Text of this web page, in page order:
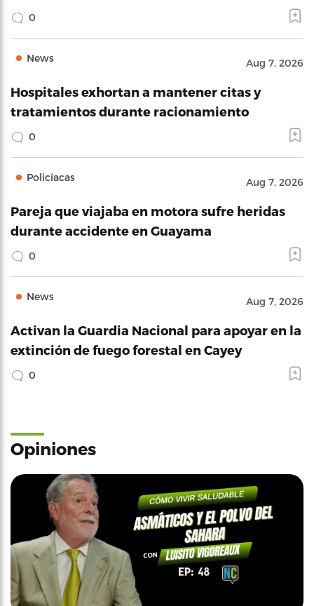
0
News Aug 7, 2026
Hospitales exhortan a mantener citas y
tratamientos durante racionamiento
0
Policíacas Aug 7, 2026
Pareja que viajaba en motora sufre heridas
durante accidente en Guayama
0
News Aug 7, 2026
Activan la Guardia Nacional para apoyar en la
extinción de fuego forestal en Cayey
0
Opiniones